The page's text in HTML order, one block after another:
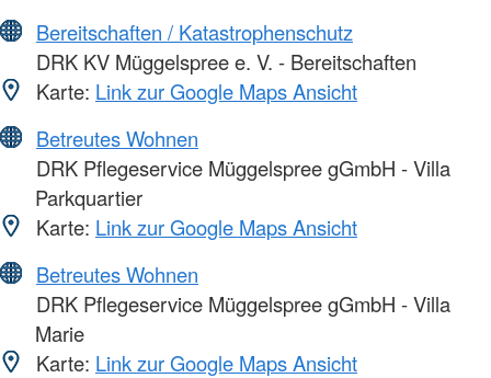
Bereitschaften / Katastrophenschutz
DRK KV Müggelspree e. V. - Bereitschaften
Karte: Link zur Google Maps Ansicht
Betreutes Wohnen
DRK Pflegeservice Müggelspree gGmbH - Villa
Parkquartier
Karte: Link zur Google Maps Ansicht
Betreutes Wohnen
DRK Pflegeservice Müggelspree gGmbH - Villa
Marie
Karte: Link zur Google Maps Ansicht